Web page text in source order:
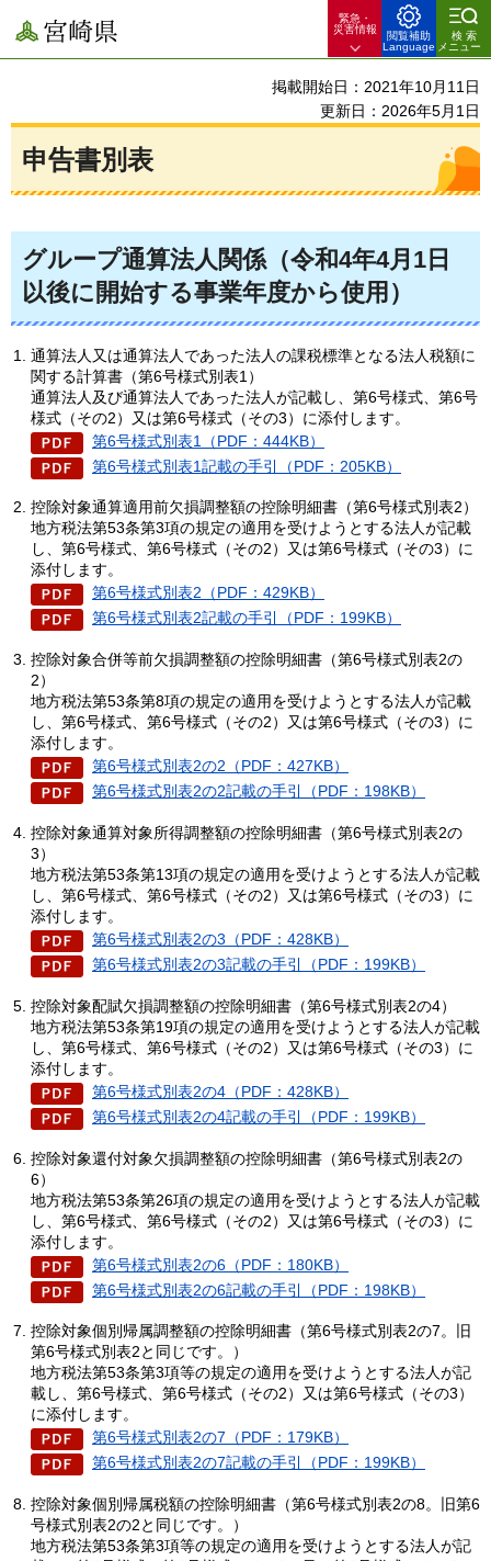
宮崎県
緊急・
災害情報
閲覧補助
Language
検索
メニュー
掲載開始日：2021年10月11日
更新日：2026年5月1日
申告書別表
グループ通算法人関係（令和4年4月1日
以後に開始する事業年度から使用）
通算法人又は通算法人であった法人の課税標準となる法人税額に
関する計算書（第6号様式別表1）
通算法人及び通算法人であった法人が記載し、第6号様式、第6号
様式（その2）又は第6号様式（その3）に添付します。
第6号様式別表1（PDF：444KB）
第6号様式別表1記載の手引（PDF：205KB）
控除対象通算適用前欠損調整額の控除明細書（第6号様式別表2）
地方税法第53条第3項の規定の適用を受けようとする法人が記載
し、第6号様式、第6号様式（その2）又は第6号様式（その3）に
添付します。
第6号様式別表2（PDF：429KB）
第6号様式別表2記載の手引（PDF：199KB）
控除対象合併等前欠損調整額の控除明細書（第6号様式別表2の
2）
地方税法第53条第8項の規定の適用を受けようとする法人が記載
し、第6号様式、第6号様式（その2）又は第6号様式（その3）に
添付します。​
第6号様式別表2の2（PDF：427KB）
第6号様式別表2の2記載の手引（PDF：198KB）
控除対象通算対象所得調整額の控除明細書（第6号様式別表2の
3）
地方税法第53条第13項の規定の適用を受けようとする法人が記載
し、第6号様式、第6号様式（その2）又は第6号様式（その3）に
添付します。​​
第6号様式別表2の3（PDF：428KB）
第6号様式別表2の3記載の手引（PDF：199KB）
控除対象配賦欠損調整額の控除明細書（第6号様式別表2の4）
地方税法第53条第19項の規定の適用を受けようとする法人が記載
し、第6号様式、第6号様式（その2）又は第6号様式（その3）に
添付します。​​​
第6号様式別表2の4（PDF：428KB）
第6号様式別表2の4記載の手引（PDF：199KB）
控除対象還付対象欠損調整額の控除明細書（第6号様式別表2の
6）
地方税法第53条第26項の規定の適用を受けようとする法人が記載
し、第6号様式、第6号様式（その2）又は第6号様式（その3）に
添付します。​​​​
第6号様式別表2の6（PDF：180KB）
第6号様式別表2の6記載の手引（PDF：198KB）
控除対象個別帰属調整額の控除明細書（第6号様式別表2の7。旧
第6号様式別表2と同じです。）
地方税法第53条第3項等の規定の適用を受けようとする法人が記
載し、第6号様式、第6号様式（その2）又は第6号様式（その3）
に添付します。​​​​
第6号様式別表2の7（PDF：179KB）
第6号様式別表2の7記載の手引（PDF：199KB）
控除対象個別帰属税額の控除明細書（第6号様式別表2の8。旧第6
号様式別表2の2と同じです。）
地方税法第53条第3項等の規定の適用を受けようとする法人が記